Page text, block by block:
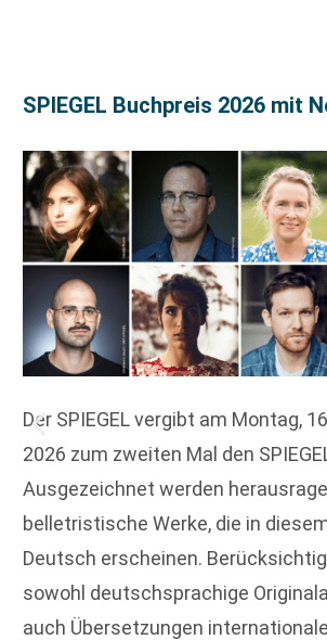
SPIEGEL Buchpreis 2026 mit
Der SPIEGEL vergibt am Montag,
2026 zum zweiten Mal den
Ausgezeichnet werden
belletristische Werke, die in
Deutsch erscheinen.
sowohl deutschsprachige
auch Übersetzungen